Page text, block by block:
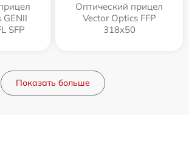
SFP
Оптический прицел
Vector Optics FFP
318x50
Показать больше